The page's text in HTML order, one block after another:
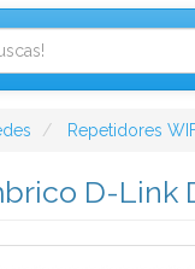
Repetidores
D-Link